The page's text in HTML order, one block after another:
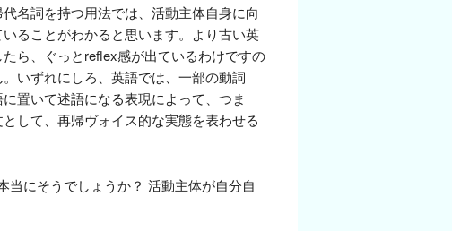
名詞を持つ用法では、活動主体自身に向
ることがわかると思います。より古い英
ら、ぐっとreflex感が出ているわけですの
いずれにしろ、英語では、一部の動詞
置いて述語になる表現によって、つま
して、再帰ヴォイス的な実態を表わせる
にそうでしょうか？ 活動主体が自分自